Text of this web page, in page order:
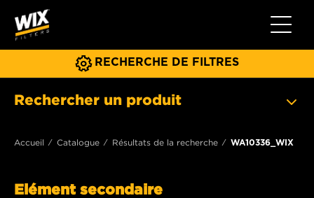
Toggle
RECHERCHE DE FILTRES
Rechercher un produit
Accueil Catalogue Résultats de la recherche WA10336_WIX
Elément secondaire